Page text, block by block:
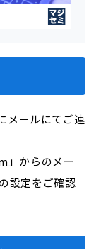
メールにてご連
」からのメー
設定をご確認